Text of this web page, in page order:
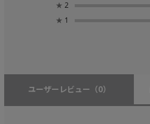
★ 2
★ 1
ユーザーレビュー （0）